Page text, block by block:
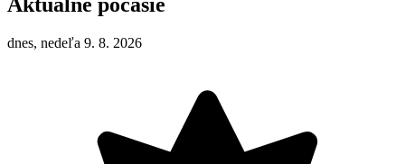
Aktuálne počasie
dnes, nedeľa 9. 8. 2026